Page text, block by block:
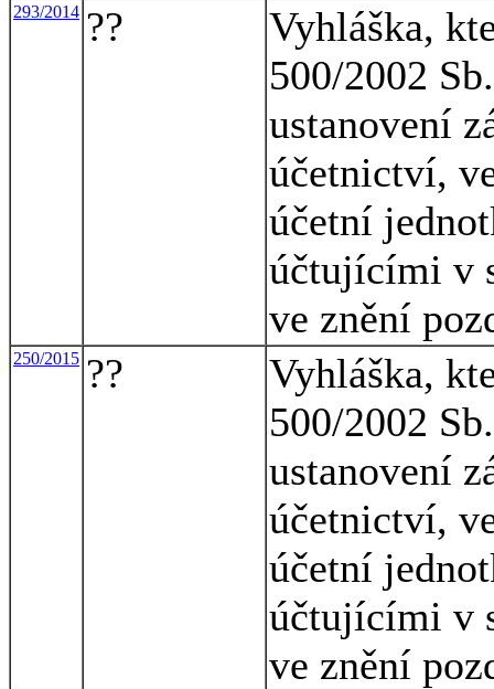
293/2014 ??
Vyhláška,
500/2002
ustanovení
účetnictví,
účetní
účtujícími v
ve znění
250/2015 ??
Vyhláška,
500/2002
ustanovení
účetnictví,
účetní
účtujícími v
ve znění